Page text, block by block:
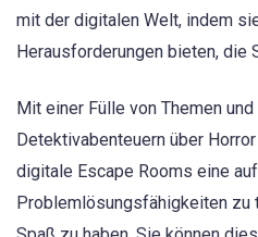
mit der digitalen Welt, indem
Herausforderungen bieten, die
Mit einer Fülle von Themen
Detektivabenteuern über
digitale Escape Rooms eine
Problemlösungsfähigkeiten